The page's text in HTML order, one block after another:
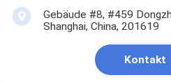
Gebäude #8, #459
Shanghai, China, 201619
Kontakt